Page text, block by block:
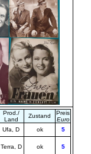
Prod./
Land
Zustand
Preis
Euro
Ufa, D ok 5
Terra, D ok 5